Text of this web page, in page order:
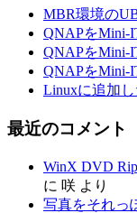
MBR環境の
QNAPを
QNAPを
QNAPを
Linuxに追加
最近のコメント
WinX DVD
に 咲 より
写真をそれっ